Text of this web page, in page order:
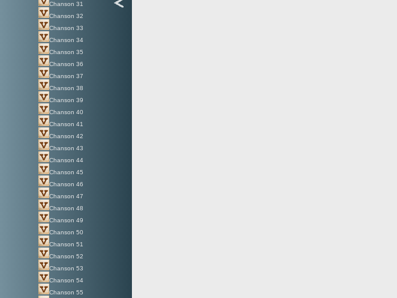
Chanson 31
Chanson 32
Chanson 33
Chanson 34
Chanson 35
Chanson 36
Chanson 37
Chanson 38
Chanson 39
Chanson 40
Chanson 41
Chanson 42
Chanson 43
Chanson 44
Chanson 45
Chanson 46
Chanson 47
Chanson 48
Chanson 49
Chanson 50
Chanson 51
Chanson 52
Chanson 53
Chanson 54
Chanson 55